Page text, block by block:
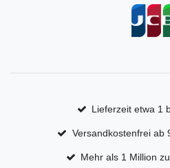
Lieferzeit etwa 1
Versandkostenfrei ab
Mehr als 1 Million